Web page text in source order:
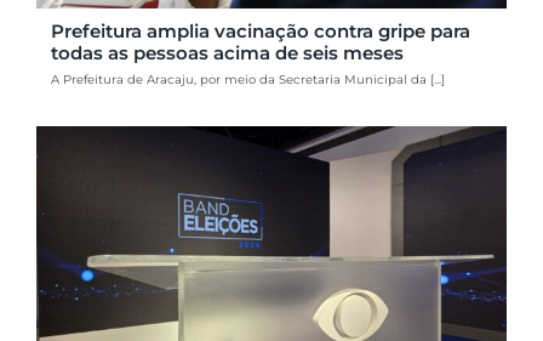
Prefeitura amplia vacinação contra gripe para
todas as pessoas acima de seis meses
A Prefeitura de Aracaju, por meio da Secretaria Municipal da [...]